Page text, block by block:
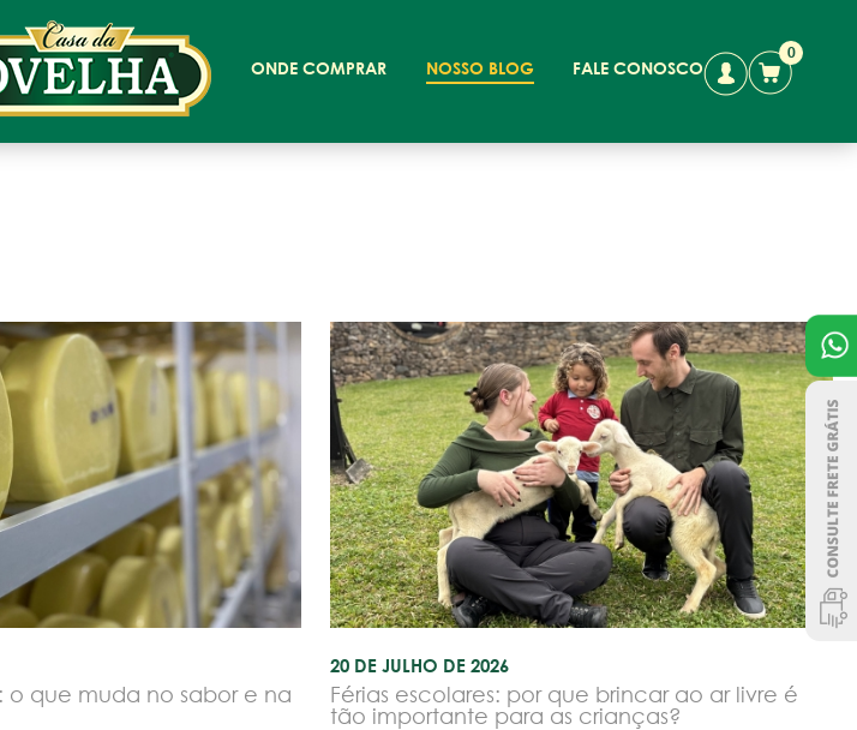
0
ONDE COMPRAR NOSSO BLOG FALE CONOSCO
o que muda no sabor e na
20 DE JULHO DE 2026
Férias escolares: por que brincar ao ar livre é
tão importante para as crianças?